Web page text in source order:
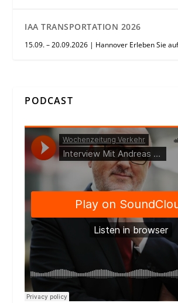
IAA TRANSPORTATION 2026
15.09. – 20.09.2026 | Hannover Erleben Sie
PODCAST